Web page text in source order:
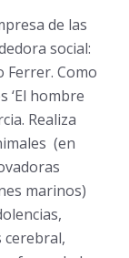
de las
social:
Ferrer. Como
‘El hombre
Realiza
(en
marinos)
cerebral,